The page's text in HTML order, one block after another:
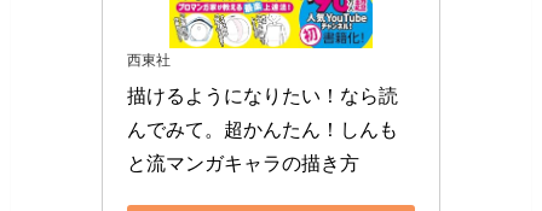
西東社
描けるようになりたい！なら読
んでみて。超かんたん！しんも
と流マンガキャラの描き方